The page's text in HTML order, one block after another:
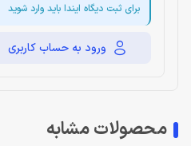
برای ثبت دیگاه ایندا باید وارد شوید
ورود به حساب کاربری
محصولات مشابه